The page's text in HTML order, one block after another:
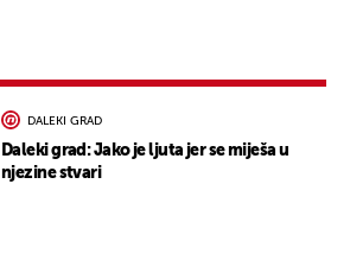
DALEKI GRAD
Daleki grad: Jako je ljuta jer se miješa u
njezine stvari